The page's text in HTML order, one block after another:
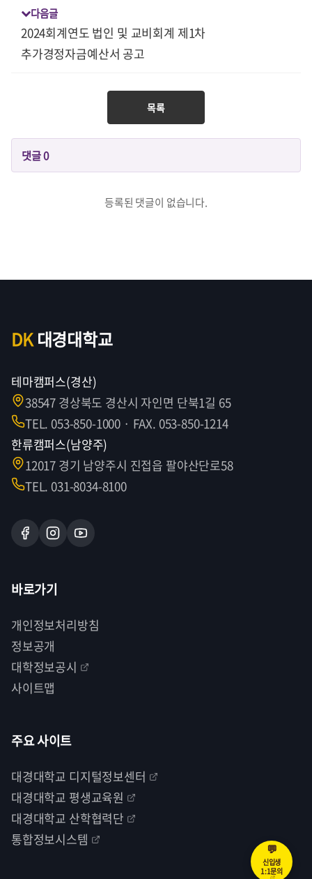
다음글
2024회계연도 법인 및 교비회계 제1차
추가경정자금예산서 공고
목록
댓글0
등록된 댓글이 없습니다.
DK대경대학교
테마캠퍼스(경산)
38547 경상북도 경산시 자인면 단북1길 65
TEL. 053-850-1000 · FAX. 053-850-1214
한류캠퍼스(남양주)
12017 경기 남양주시 진접읍 팔야산단로58
TEL. 031-8034-8100
바로가기
개인정보처리방침
정보공개
대학정보공시
사이트맵
주요 사이트
대경대학교 디지털정보센터
대경대학교 평생교육원
대경대학교 산학협력단
통합정보시스템
💬
신입생
1:1문의